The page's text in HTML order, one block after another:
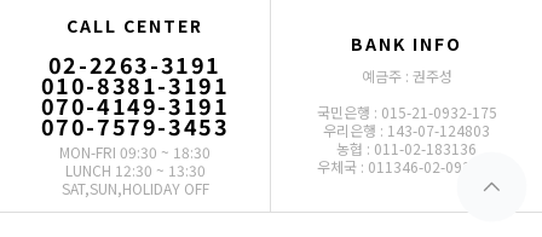
CALL CENTER
02-2263-3191
010-8381-3191
070-4149-3191
070-7579-3453
MON-FRI 09:30 ~ 18:30
LUNCH 12:30 ~ 13:30
SAT,SUN,HOLIDAY OFF
BANK INFO
예금주 : 권주성
국민은행 : 015-21-0932-175
우리은행 : 143-07-124803
농협 : 011-02-183136
우체국 : 011346-02-093772